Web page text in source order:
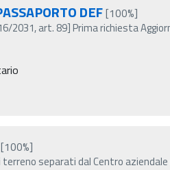
DEF[100%]
2031, art. 89] Prima richiesta
[100%]
separati dal Centro